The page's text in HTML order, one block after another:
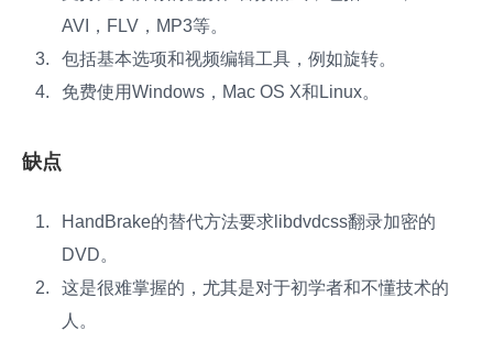
AVI，FLV，MP3等。
包括基本选项和视频编辑工具，例如旋转。
免费使用Windows，Mac OS X和Linux。
缺点
HandBrake的替代方法要求libdvdcss翻录加密的
DVD。
这是很难掌握的，尤其是对于初学者和不懂技术的
人。